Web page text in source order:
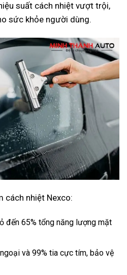
suất cách nhiệt vượt trội,
sức khỏe người dùng.
cách nhiệt Nexco:
đến 65% tổng năng lượng mặt
và 99% tia cực tím, bảo vệ